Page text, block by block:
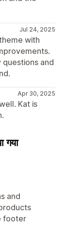
Jul 24, 2025
with
questions and
Apr 30, 2025
Kat is
गया
and
footer